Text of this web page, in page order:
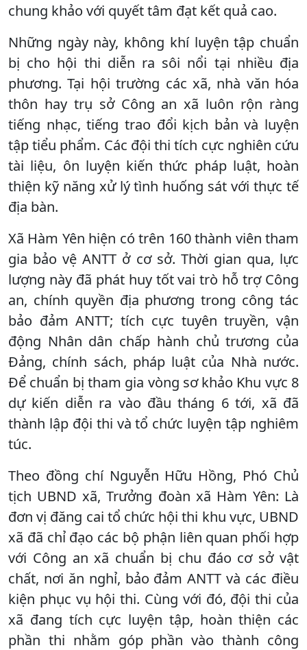
chung khảo với quyết tâm đạt kết quả cao.
Những ngày này, không khí luyện tập chuẩn
bị cho hội thi diễn ra sôi nổi tại nhiều địa
phương. Tại hội trường các xã, nhà văn hóa
thôn hay trụ sở Công an xã luôn rộn ràng
tiếng nhạc, tiếng trao đổi kịch bản và luyện
tập tiểu phẩm. Các đội thi tích cực nghiên cứu
tài liệu, ôn luyện kiến thức pháp luật, hoàn
thiện kỹ năng xử lý tình huống sát với thực tế
địa bàn.
Xã Hàm Yên hiện có trên 160 thành viên tham
gia bảo vệ ANTT ở cơ sở. Thời gian qua, lực
lượng này đã phát huy tốt vai trò hỗ trợ Công
an, chính quyền địa phương trong công tác
bảo đảm ANTT; tích cực tuyên truyền, vận
động Nhân dân chấp hành chủ trương của
Đảng, chính sách, pháp luật của Nhà nước.
Để chuẩn bị tham gia vòng sơ khảo Khu vực 8
dự kiến diễn ra vào đầu tháng 6 tới, xã đã
thành lập đội thi và tổ chức luyện tập nghiêm
túc.
Theo đồng chí Nguyễn Hữu Hồng, Phó Chủ
tịch UBND xã, Trưởng đoàn xã Hàm Yên: Là
đơn vị đăng cai tổ chức hội thi khu vực, UBND
xã đã chỉ đạo các bộ phận liên quan phối hợp
với Công an xã chuẩn bị chu đáo cơ sở vật
chất, nơi ăn nghỉ, bảo đảm ANTT và các điều
kiện phục vụ hội thi. Cùng với đó, đội thi của
xã đang tích cực luyện tập, hoàn thiện các
phần thi nhằm góp phần vào thành công